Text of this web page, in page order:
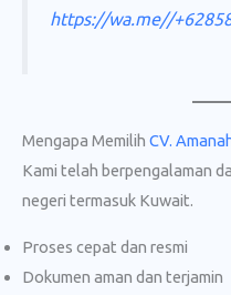
https://wa.me//
Mengapa Memilih CV.
Kami telah berpengalaman
negeri termasuk Kuwait.
Proses cepat dan resmi
Dokumen aman dan terjamin